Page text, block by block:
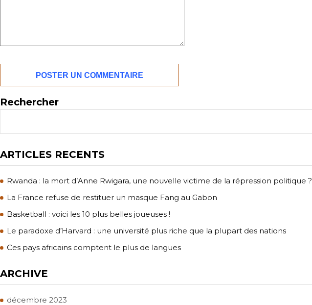
Rechercher
ARTICLES RECENTS
Rwanda : la mort d’Anne Rwigara, une nouvelle victime de la répression politique ?
La France refuse de restituer un masque Fang au Gabon
Basketball : voici les 10 plus belles joueuses !
Le paradoxe d’Harvard : une université plus riche que la plupart des nations
Ces pays africains comptent le plus de langues
ARCHIVE
décembre 2023